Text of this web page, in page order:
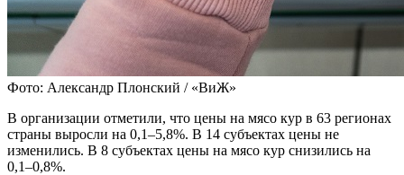
Фото: Александр Плонский / «ВиЖ»
В организации отметили, что цены на мясо кур в 63 регионах
страны выросли на 0,1–5,8%. В 14 субъектах цены не
изменились. В 8 субъектах цены на мясо кур снизились на
0,1–0,8%.